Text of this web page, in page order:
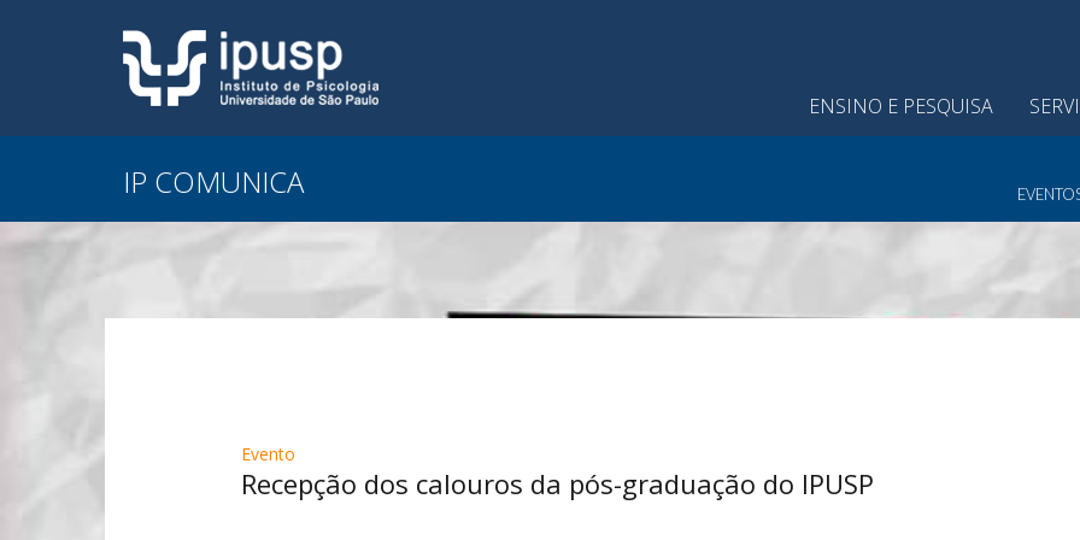
ENSINO E PESQUISA
IP COMUNICA
Evento
Recepção dos calouros da pós-graduação do IPUSP